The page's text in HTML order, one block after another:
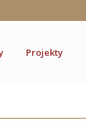
Projekty